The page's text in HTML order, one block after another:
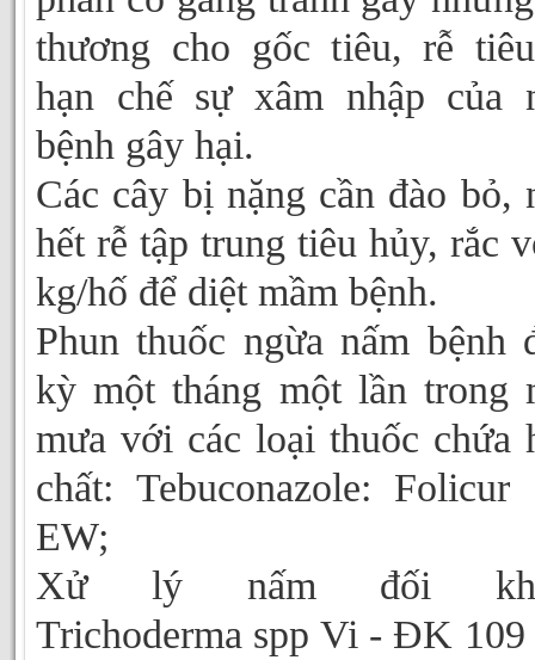
thương cho gốc tiêu, rễ
hạn chế sự xâm nhập của
bệnh gây hại.
Các cây bị nặng cần đào bỏ,
hết rễ tập trung tiêu hủy, rắc
kg/hố để diệt mầm bệnh.
Phun thuốc ngừa nấm bệnh
kỳ một tháng một lần trong
mưa với các loại thuốc chứa
chất: Tebuconazole: Folicur
EW;
Xử lý nấm đối
Trichoderma spp Vi - ĐK 109